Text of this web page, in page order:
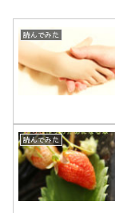
読んでみた
読んでみた